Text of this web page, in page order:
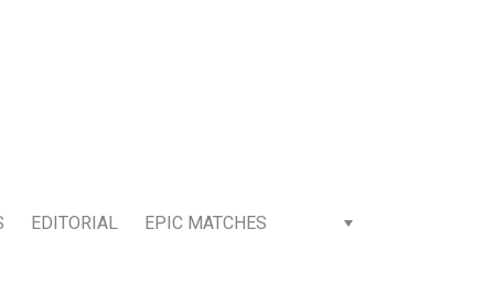
EDITORIAL EPIC MATCHES